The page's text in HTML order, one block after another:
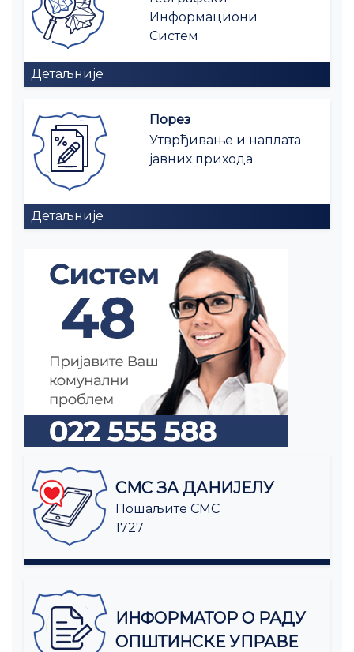
Информациони
Систем
Детаљније
Порез
Утврђивање и наплата
јавних прихода
Детаљније
СМС ЗА ДАНИЈЕЛУ
Пошаљите СМС
1727
ИНФОРМАТОР О РАДУ
ОПШТИНСКЕ УПРАВЕ